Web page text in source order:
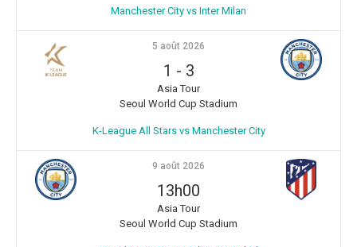
Manchester City vs Inter Milan
5 août 2026
1 - 3
Asia Tour
Seoul World Cup Stadium
K-League All Stars vs Manchester City
9 août 2026
13h00
Asia Tour
Seoul World Cup Stadium